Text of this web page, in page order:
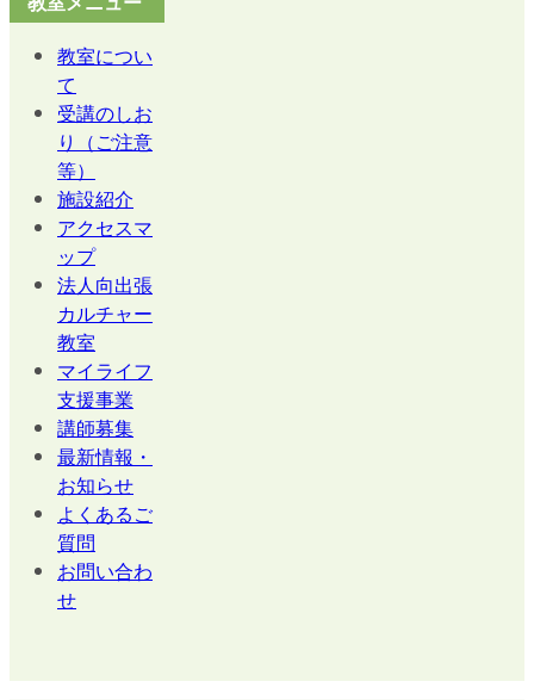
教室につい
て
受講のしお
り（ご注意
等）
施設紹介
アクセスマ
ップ
法人向出張
カルチャー
教室
マイライフ
支援事業
講師募集
最新情報・
お知らせ
よくあるご
質問
お問い合わ
せ